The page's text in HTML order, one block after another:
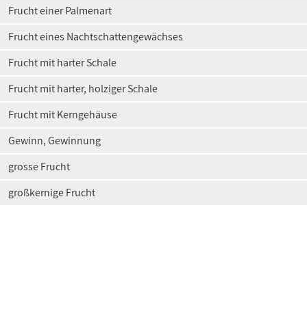
Frucht einer Palmenart
Frucht eines Nachtschattengewächses
Frucht mit harter Schale
Frucht mit harter, holziger Schale
Frucht mit Kerngehäuse
Gewinn, Gewinnung
grosse Frucht
großkernige Frucht